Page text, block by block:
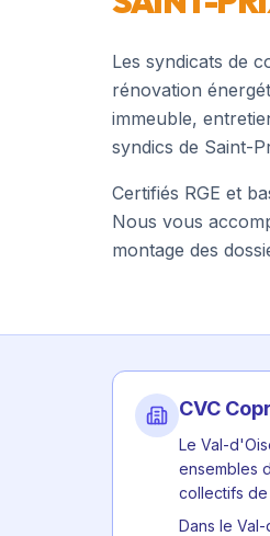
Les syndicats de
rénovation
immeuble,
syndics de Saint-
Certifiés RGE et
Nous vous
montage des
CVC
Le Val-
ensembles
collectifs de
Dans le